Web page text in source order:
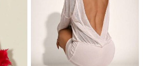
僅剩5件
189.00